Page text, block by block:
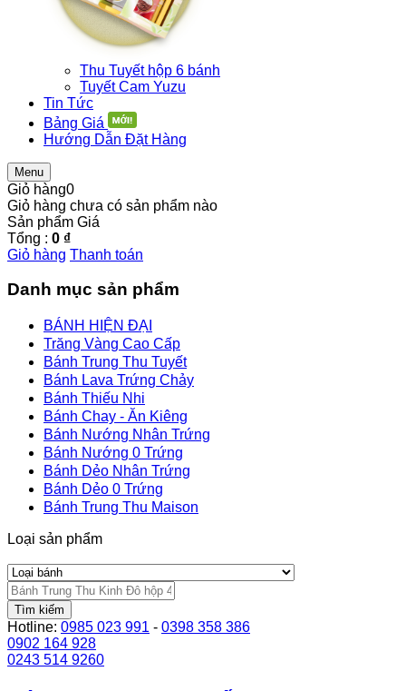
Thu Tuyết hộp 6 bánh
Tuyết Cam Yuzu
Tin Tức
Bảng Giá
Hướng Dẫn Đặt Hàng
Menu
Giỏ hàng0
Giỏ hàng chưa có sản phẩm nào
Sản phẩm Giá
Tổng : 0 ₫
Giỏ hàng Thanh toán
Danh mục sản phẩm
BÁNH HIỆN ĐẠI
Trăng Vàng Cao Cấp
Bánh Trung Thu Tuyết
Bánh Lava Trứng Chảy
Bánh Thiếu Nhi
Bánh Chay - Ăn Kiêng
Bánh Nướng Nhân Trứng
Bánh Nướng 0 Trứng
Bánh Dẻo Nhân Trứng
Bánh Dẻo 0 Trứng
Bánh Trung Thu Maison
Loại sản phẩm
Tìm kiếm
Hotline: 0985 023 991 - 0398 358 386
0902 164 928
0243 514 9260